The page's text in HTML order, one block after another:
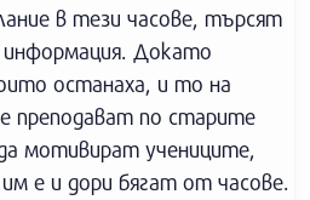
в тези часове, търсят
Докато
останаха, и то на
преподават по старите
мотивират учениците,
е и дори бягат от часове.